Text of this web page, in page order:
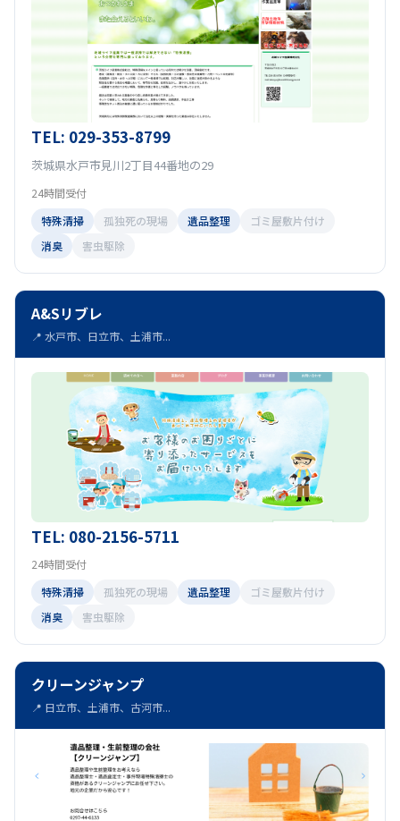
TEL: 029-353-8799
茨城県水戸市見川2丁目44番地の29
24時間受付
特殊清掃
孤独死の現場 遺品整理
ゴミ屋敷片付け
消臭
害虫駆除
A&Sリブレ
📍 水戸市、日立市、土浦市...
TEL: 080-2156-5711
24時間受付
特殊清掃
孤独死の現場 遺品整理
ゴミ屋敷片付け
消臭
害虫駆除
クリーンジャンプ
📍 日立市、土浦市、古河市...